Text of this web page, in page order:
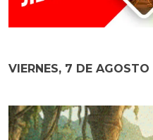
VIERNES, 7 DE